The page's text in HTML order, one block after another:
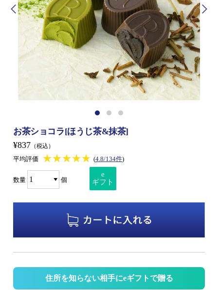
お茶ショコラ[ほうじ茶&抹茶]
¥837 （税込）
平均評価 ★★★★★
★★★★★ (4.8/134件)
数量 個
e
ギフト
住所を知らない相手にeギフトで贈る